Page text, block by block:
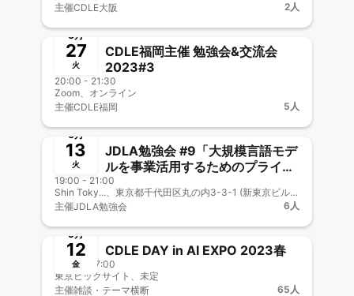
主催CDLE大阪 2人
終了
6月
27
火
CDLE福岡主催 勉強会&交流会
2023#3
20:00 - 21:30
Zoom、オンライン
主催CDLE福岡 5人
終了
6月
13
火
JDLA勉強会 #9「大規模言語モデ
ルを事業活用するためのプライベ
ート開発を可能にする技術」
19:00 - 21:00
Shin Toky...、東京都千代田区丸の内3-3-1 (新東京ビル4階)
主催JDLA勉強会 6人
終了
5月
12
金
CDLE DAY in AI EXPO 2023春
10:30 - 17:00
東京ビックサイト、未定
主催雑談・テーマ横断 65人